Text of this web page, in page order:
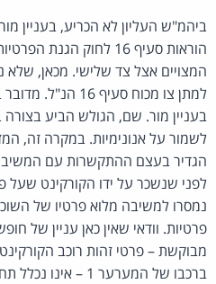
ביהמ"ש העליון לא הכריע, בעניין
הוראות סעיף 16 לחוק
המצויים אצל צד שלישי. מכאן,
למתן צו מכוח סעיף
בעניין מור. שם, הגולש הביע בצורה
לשמור על אנונימיות. במקרה זה,
הגדיר בעצם ההתקשרות עם המשיבה
לפני שנשכר על ידו הקורקינט שעל
נמסרו למשיבה מלוא פרטיו של
פרטיות. וודאי שאין כאן עניין של
מבוקשת – פרטי זהות רוכב
ברכבו של המערער 1